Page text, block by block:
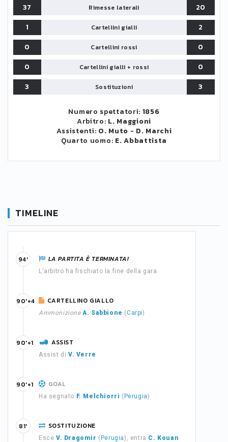
37
Rimesse laterali
20
1
Cartellini gialli
2
0
Cartellini rossi
0
0
Cartellini gialli + rossi
0
3
Sostituzioni 3
Numero spettatori: 1856
Arbitro: L. Maggioni
Assistenti: O. Muto - D. Marchi
Quarto uomo: E. Abbattista
TIMELINE
LA PARTITA È TERMINATA!
L'arbitro ha fischiato la fine della gara.
94'
CARTELLINO GIALLO
Ammonizione A. Sabbione (Carpi)
90'+4
ASSIST
Assist di V. Verre
90'+1
GOAL
Ha segnato F. Melchiorri ( Perugia)
90'+1
SOSTITUZIONE
Esce V. Dragomir ( Perugia), entra C. Kouan
81'